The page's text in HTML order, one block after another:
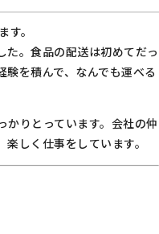
。
た。食品の配送は初めてだっ
を積んで、なんでも運べる
かりとっています。会社の仲
しく仕事をしています。